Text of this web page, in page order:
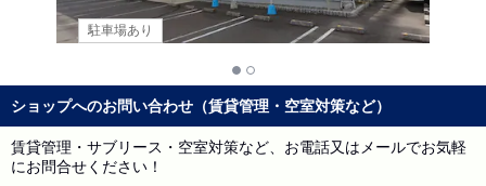
駐車場あり
ショップへのお問い合わせ（賃貸管理・空室対策など）
賃貸管理・サブリース・空室対策など、お電話又はメールでお気軽
にお問合せください！